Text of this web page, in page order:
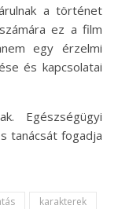
a történet
ez a film
egy érzelmi
és kapcsolatai
Egészségügyi
tanácsát fogadja
karakterek